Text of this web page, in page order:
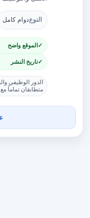
النوعدوام كامل
الموقع واضح
تاريخ النشر
الدور الوظيفي
متطابقان تماماً